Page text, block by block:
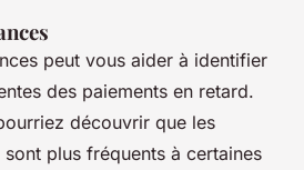
peut vous aider à identifier
des paiements en retard.
découvrir que les
plus fréquents à certaines